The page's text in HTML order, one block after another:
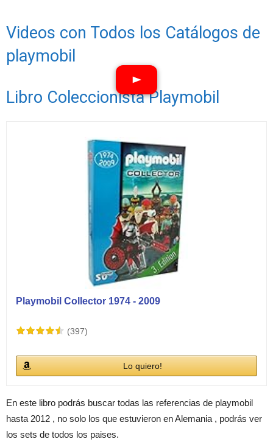
Videos con Todos los Catálogos de
playmobil
Libro Coleccionista Playmobil
Playmobil Collector 1974 - 2009
(397)
Lo quiero!
En este libro podrás buscar todas las referencias de playmobil
hasta 2012 , no solo los que estuvieron en Alemania , podrás ver
los sets de todos los paises.